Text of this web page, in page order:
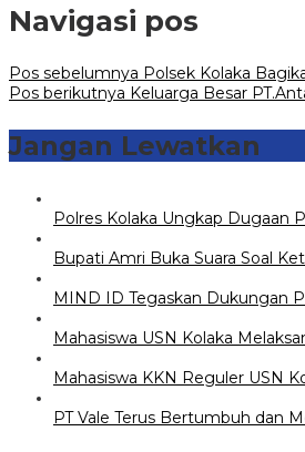
Navigasi pos
Pos sebelumnya Polsek Kolaka
Pos berikutnya Keluarga Besar
Jangan Lewatkan
Polres Kolaka Ungkap Dugaan
Bupati Amri Buka Suara Soal
MIND ID Tegaskan Dukungan
Mahasiswa USN Kolaka
Mahasiswa KKN Reguler USN
PT Vale Terus Bertumbuh dan